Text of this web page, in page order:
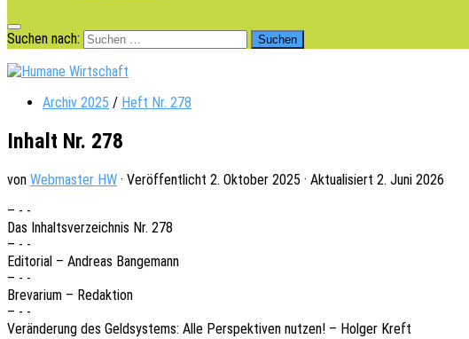
Suchen nach:
Archiv 2025 / Heft Nr. 278
Inhalt Nr. 278
von Webmaster HW · Veröffentlicht 2. Oktober 2025 · Aktualisiert 2. Juni 2026
– - -
Das Inhalts­ver­zeich­nis Nr. 278
– - -
Edito­ri­al – Andre­as Bangemann
– - -
Breva­ri­um – Redaktion
– - -
Verän­de­rung des Geld­sys­tems: Alle Perspek­ti­ven nutzen! – Holger Kreft